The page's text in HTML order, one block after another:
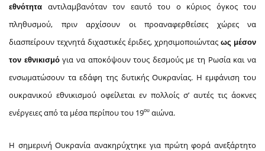
εθνότητα αντιλαμβανόταν τον εαυτό του ο κύριος όγκος του
πληθυσμού, πριν αρχίσουν οι προαναφερθείσες χώρες να
διασπείρουν τεχνητά διχαστικές έριδες, χρησιμοποιώντας ως μέσον
τον εθνικισμόγια να αποκόψουν τους δεσμούς με τη Ρωσία και να
ενσωματώσουν τα εδάφη της δυτικής Ουκρανίας. Η εμφάνιση του
ουκρανικού εθνικισμού οφείλεται εν πολλοίς σ’ αυτές τις άοκνες
ενέργειες από τα μέσα περίπου του 19ου αιώνα.
Η σημερινή Ουκρανία ανακηρύχτηκε για πρώτη φορά ανεξάρτητο